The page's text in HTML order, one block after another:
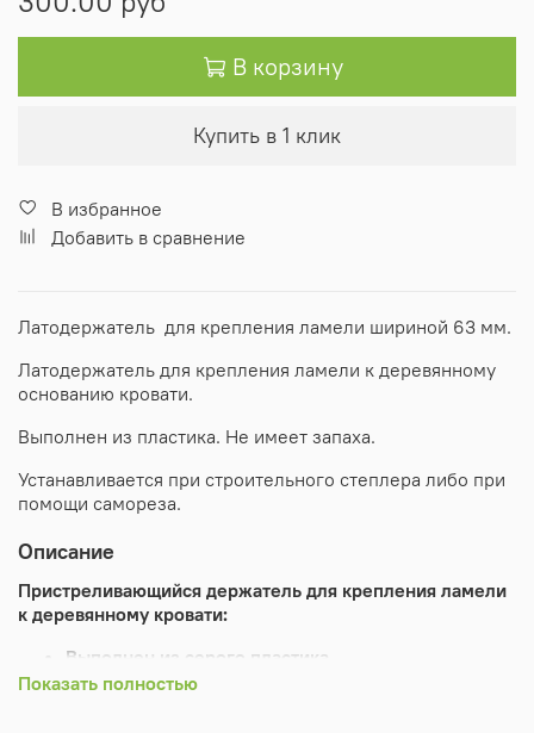
В корзину
Купить в 1 клик
В избранное
Добавить в сравнение
Латодержатель для крепления ламели шириной 63 мм.
Латодержатель для крепления ламели к деревянному
основанию кровати.
Выполнен из пластика. Не имеет запаха.
Устанавливается при строительного степлера либо при
помощи самореза.
Описание
Пристреливающийся держатель для крепления ламели
к деревянному кровати:
Выполнен из серого пластика
Предотвращает неприятные скрипы, возникающие
Показать полностью